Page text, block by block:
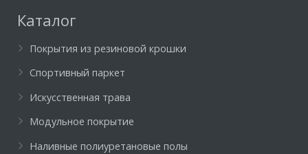
Каталог
Покрытия из резиновой крошки
Спортивный паркет
Искусственная трава
Модульное покрытие
Наливные полиуретановые полы